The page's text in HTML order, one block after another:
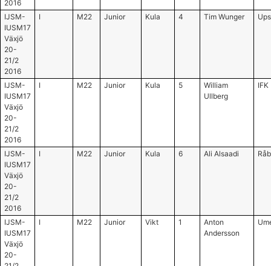
2016
IJSM-
IUSM17
Växjö
20-
21/2
2016
I M22 Junior Kula 4 Tim Wunger
IJSM-
IUSM17
Växjö
20-
21/2
2016
I M22 Junior Kula 5
William
Ullberg
IFK
IJSM-
IUSM17
Växjö
20-
21/2
2016
I M22 Junior Kula 6 Ali Alsaadi
IJSM-
IUSM17
Växjö
20-
I M22 Junior Vikt 1
Anton
Andersson